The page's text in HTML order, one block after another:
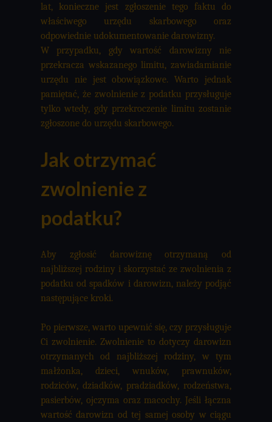
lat, konieczne jest zgłoszenie tego faktu do
właściwego urzędu skarbowego oraz
odpowiednie udokumentowanie darowizny.
W przypadku, gdy wartość darowizny nie
przekracza wskazanego limitu, zawiadamianie
urzędu nie jest obowiązkowe. Warto jednak
pamiętać, że zwolnienie z podatku przysługuje
tylko wtedy, gdy przekroczenie limitu zostanie
zgłoszone do urzędu skarbowego.
Jak otrzymać
zwolnienie z
podatku?
Aby zgłosić darowiznę otrzymaną od
najbliższej rodziny i skorzystać ze zwolnienia z
podatku od spadków i darowizn, należy podjąć
następujące kroki.
Po pierwsze, warto upewnić się, czy przysługuje
Ci zwolnienie. Zwolnienie to dotyczy darowizn
otrzymanych od najbliższej rodziny, w tym
małżonka, dzieci, wnuków, prawnuków,
rodziców, dziadków, pradziadków, rodzeństwa,
pasierbów, ojczyma oraz macochy. Jeśli łączna
wartość darowizn od tej samej osoby w ciągu